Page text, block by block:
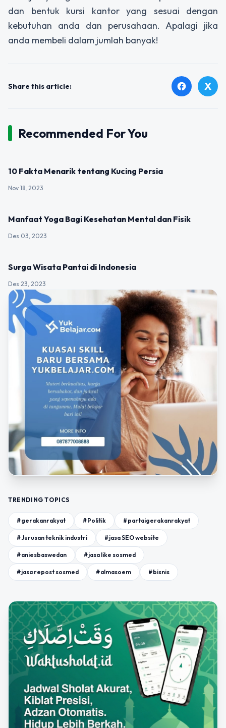
dan bentuk kursi kantor yang sesuai dengan
kebutuhan anda dan perusahaan. Apalagi jika
anda membeli dalam jumlah banyak!
Share this article: facebook X
Recommended For You
10 Fakta Menarik tentang Kucing Persia
Nov 18, 2023
Manfaat Yoga Bagi Kesehatan Mental dan Fisik
Des 03, 2023
Surga Wisata Pantai di Indonesia
Des 23, 2023
TRENDING TOPICS
#gerakanrakyat #Politik #partaigerakanrakyat
#Jurusan teknik industri #jasa SEO website
#aniesbaswedan #jasa like sosmed
#jasa repost sosmed #almasoem #bisnis